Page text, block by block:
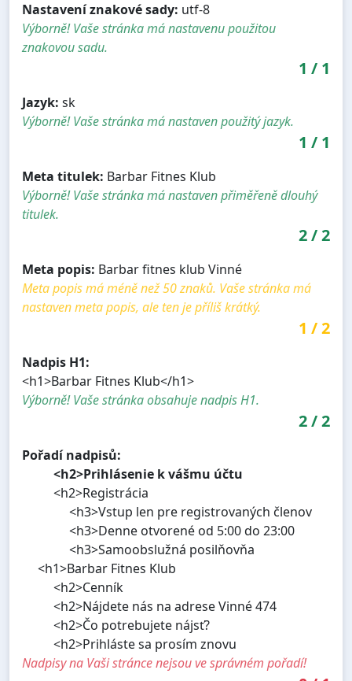
Nastavení znakové sady: utf-8
Výborně! Vaše stránka má nastavenu použitou
znakovou sadu.
1 / 1
Jazyk: sk
Výborně! Vaše stránka má nastaven použitý jazyk.
1 / 1
Meta titulek: Barbar Fitnes Klub
Výborně! Vaše stránka má nastaven přiměřeně dlouhý
titulek.
2/2
Meta popis: Barbar fitnes klub Vinné
Meta popis má méně než 50 znaků. Vaše stránka má
nastaven meta popis, ale ten je příliš krátký.
1 /2
Nadpis H1:
<h1>Barbar Fitnes Klub</h1>
Výborně! Vaše stránka obsahuje nadpis H1.
2/2
Pořadí nadpisů:
<h2>Prihlásenie k vášmu účtu
<h2>Registrácia
<h3>Vstup len pre registrovaných členov
<h3>Denne otvorené od 5:00 do 23:00
<h3>Samoobslužná posilňovňa
<h1>Barbar Fitnes Klub
<h2>Cenník
<h2>Nájdete nás na adrese Vinné 474
<h2>Čo potrebujete nájsť?
<h2>Prihláste sa prosím znovu
Nadpisy na Vaši stránce nejsou ve správném pořadí!